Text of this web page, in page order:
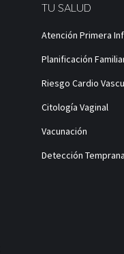
TU SALUD
Atención Primera
Planificación
Riesgo Cardio
Citología Vaginal
Vacunación
Detección